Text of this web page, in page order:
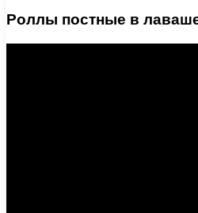
Роллы постные в